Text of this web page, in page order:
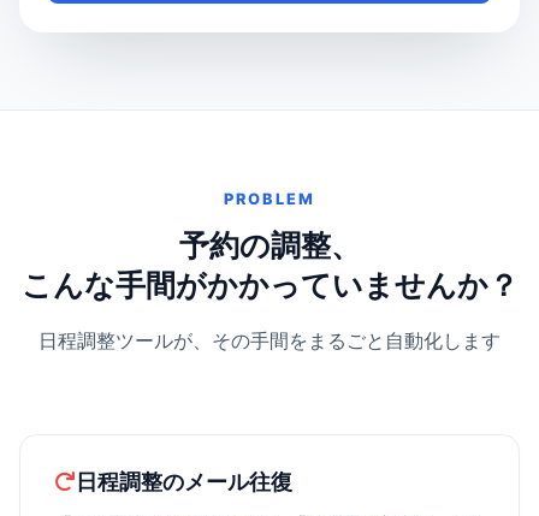
PROBLEM
予約の調整、
こんな手間がかかっていませんか？
日程調整ツールが、その手間をまるごと自動化します
日程調整のメール往復